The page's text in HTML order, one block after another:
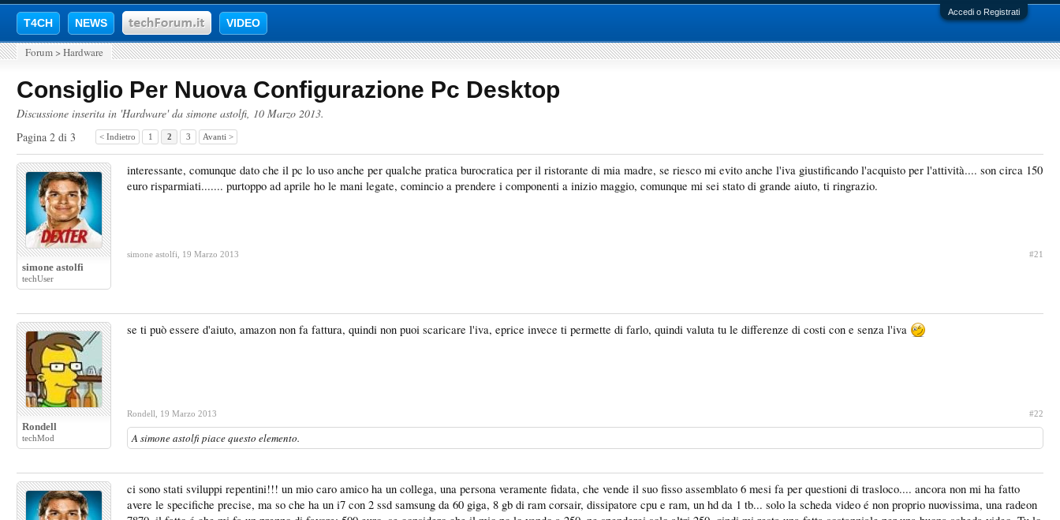
Accedi o Registrati
T4CH NEWS VIDEO
Forum > Hardware
Consiglio Per Nuova Configurazione Pc Desktop
Discussione inserita in 'Hardware' da simone astolfi, 10 Marzo 2013.
Pagina 2 di 3
< Indietro 1 2 3 Avanti >
simone astolfi
techUser
interessante, comunque dato che il pc lo uso anche per qualche pratica burocratica per il ristorante di mia madre, se riesco mi evito anche l'iva giustificando l'acquisto per l'attività.... son circa 150
euro risparmiati....... purtoppo ad aprile ho le mani legate, comincio a prendere i componenti a inizio maggio, comunque mi sei stato di grande aiuto, ti ringrazio.
simone astolfi 19 Marzo 2013 #21
Rondell
techMod
se ti può essere d'aiuto, amazon non fa fattura, quindi non puoi scaricare l'iva, eprice invece ti permette di farlo, quindi valuta tu le differenze di costi con e senza l'iva
Rondell 19 Marzo 2013 #22
A simone astolfi piace questo elemento.
ci sono stati sviluppi repentini!!! un mio caro amico ha un collega, una persona veramente fidata, che vende il suo fisso assemblato 6 mesi fa per questioni di trasloco.... ancora non mi ha fatto
avere le specifiche precise, ma so che ha un i7 con 2 ssd samsung da 60 giga, 8 gb di ram corsair, dissipatore cpu e ram, un hd da 1 tb... solo la scheda video é non proprio nuovissima, una radeon